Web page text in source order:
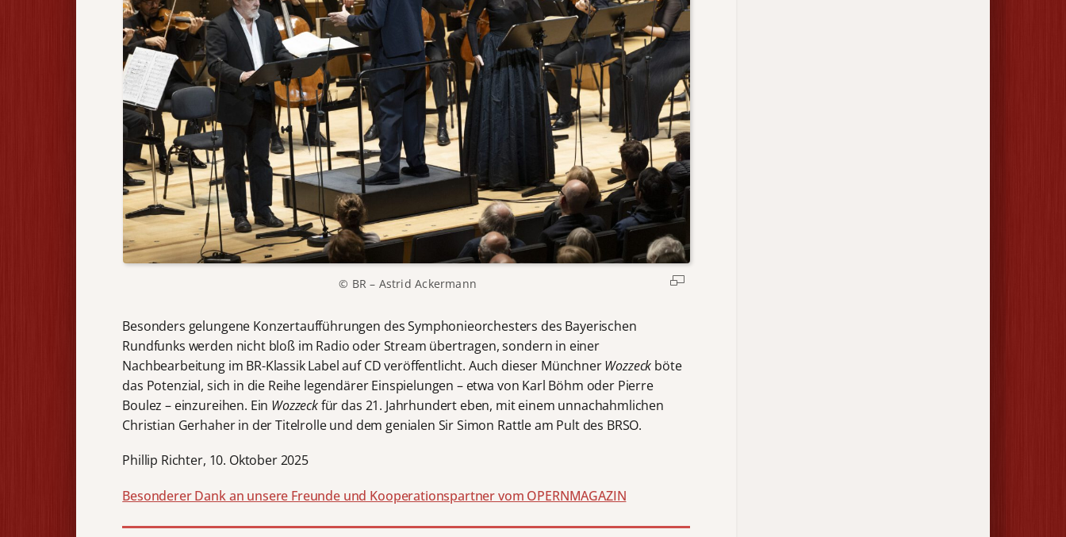
© BR – Astrid Ackermann
Besonders gelungene Konzertaufführungen des Symphonieorchesters des Bayerischen
Rundfunks werden nicht bloß im Radio oder Stream übertragen, sondern in einer
Nachbearbeitung im BR-Klassik Label auf CD veröffentlicht. Auch dieser MünchnerWozzeck böte
das Potenzial, sich in die Reihe legendärer Einspielungen – etwa von Karl Böhm oder Pierre
Boulez – einzureihen. Ein Wozzeckfür das 21. Jahrhundert eben, mit einem unnachahmlichen
Christian Gerhaher in der Titelrolle und dem genialen Sir Simon Rattle am Pult des BRSO.
Phillip Richter, 10. Oktober 2025
Besonderer Dank an unsere Freunde und Kooperationspartner vom OPERNMAGAZIN